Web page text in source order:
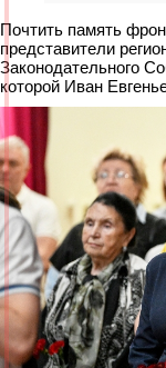
Почтить память
представители
Законодательного
которой Иван